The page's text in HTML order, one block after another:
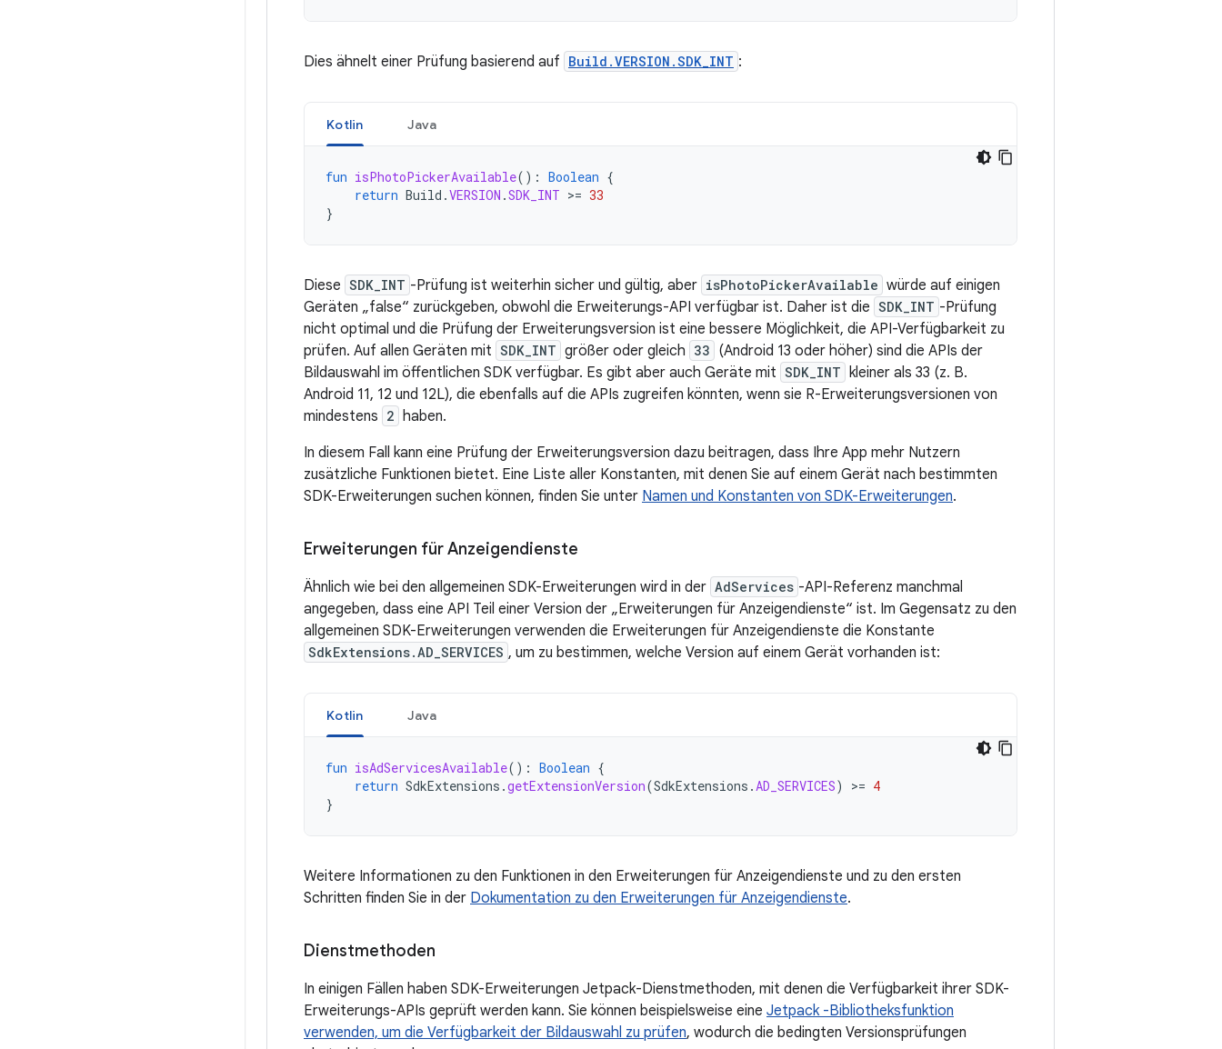
Dies ähnelt einer Prüfung basierend auf Build.VERSION.SDK_INT :
Kotlin Java
fun isPhotoPickerAvailable(): Boolean {
return Build .VERSION .SDK_INT >= 33
}
Diese SDK_INT -Prüfung ist weiterhin sicher und gültig, aber isPhotoPickerAvailable würde auf einigen
Geräten „false“ zurückgeben, obwohl die Erweiterungs-API verfügbar ist. Daher ist die SDK_INT -Prüfung
nicht optimal und die Prüfung der Erweiterungsversion ist eine bessere Möglichkeit, die API-Verfügbarkeit zu
prüfen. Auf allen Geräten mit SDK_INT größer oder gleich 33 (Android 13 oder höher) sind die APIs der
Bildauswahl im öffentlichen SDK verfügbar. Es gibt aber auch Geräte mit SDK_INT kleiner als 33 (z. B.
Android 11, 12 und 12L), die ebenfalls auf die APIs zugreifen könnten, wenn sie R-Erweiterungsversionen von
mindestens 2 haben.
In diesem Fall kann eine Prüfung der Erweiterungsversion dazu beitragen, dass Ihre App mehr Nutzern
zusätzliche Funktionen bietet. Eine Liste aller Konstanten, mit denen Sie auf einem Gerät nach bestimmten
SDK-Erweiterungen suchen können, finden Sie unter Namen und Konstanten von SDK-Erweiterungen.
Erweiterungen für Anzeigendienste
Ähnlich wie bei den allgemeinen SDK-Erweiterungen wird in der AdServices -API-Referenz manchmal
angegeben, dass eine API Teil einer Version der „Erweiterungen für Anzeigendienste“ ist. Im Gegensatz zu den
allgemeinen SDK-Erweiterungen verwenden die Erweiterungen für Anzeigendienste die Konstante
SdkExtensions.AD_SERVICES , um zu bestimmen, welche Version auf einem Gerät vorhanden ist:
Kotlin Java
fun isAdServicesAvailable(): Boolean {
return SdkExtensions .getExtensionVersion(SdkExtensions .AD_SERVICES) >= 4
}
Weitere Informationen zu den Funktionen in den Erweiterungen für Anzeigendienste und zu den ersten
Schritten finden Sie in der Dokumentation zu den Erweiterungen für Anzeigendienste.
Dienstmethoden
In einigen Fällen haben SDK-Erweiterungen Jetpack-Dienstmethoden, mit denen die Verfügbarkeit ihrer SDK-
Erweiterungs-APIs geprüft werden kann. Sie können beispielsweise eine Jetpack -Bibliotheksfunktion
verwenden, um die Verfügbarkeit der Bildauswahl zu prüfen, wodurch die bedingten Versionsprüfungen